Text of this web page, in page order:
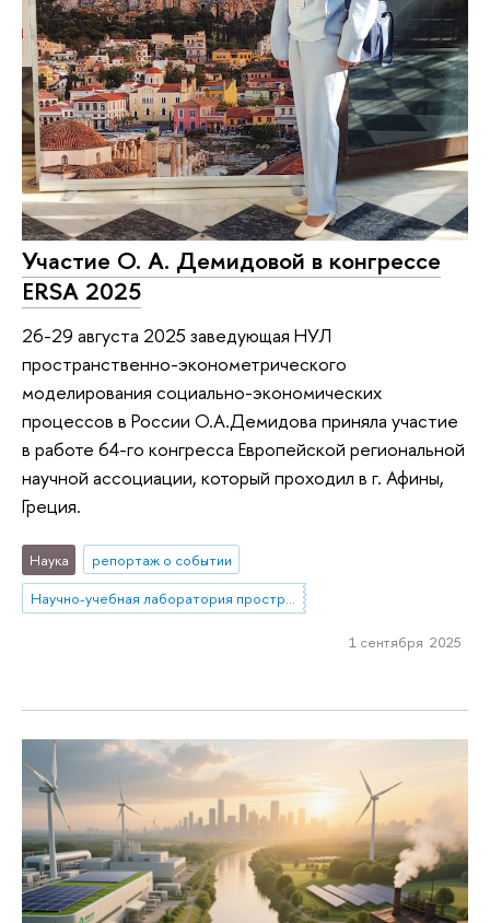
Участие О. А. Демидовой в конгрессе
ERSA 2025
26-29 августа 2025 заведующая НУЛ
пространственно-эконометрического
моделирования социально-экономических
процессов в России О.А.Демидова приняла участие
в работе 64-го конгресса Европейской региональной
научной ассоциации, который проходил в г. Афины,
Греция.
Наука
репортаж о событии
Научно-учебная лаборатория пространственно-эконометрического моделирования социально-экономических процессов в России
1 сентября 2025